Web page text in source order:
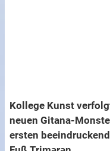
Kollege Kunst
neuen Gitana-
ersten